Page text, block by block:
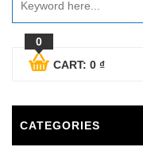
0
CART: 0 ₫
CATEGORIES